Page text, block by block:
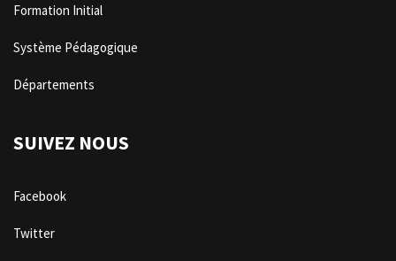
Formation Initial
Système Pédagogique
Départements
SUIVEZ NOUS
Facebook
Twitter